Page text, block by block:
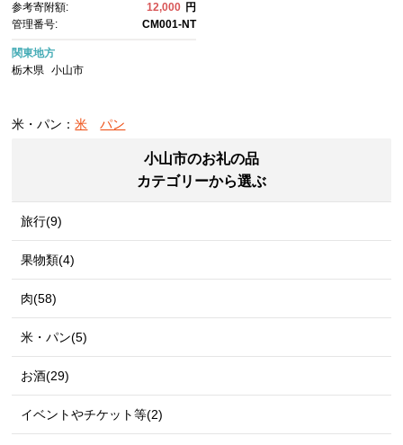
参考寄附額:
12,000 円
管理番号:
CM001-NT
関東地方
栃木県
小山市
米・パン：米 パン
小山市のお礼の品
カテゴリーから選ぶ
旅行(9)
果物類(4)
肉(58)
米・パン(5)
お酒(29)
イベントやチケット等(2)